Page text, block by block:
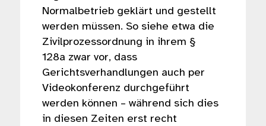
Normalbetrieb geklärt und gestellt
werden müssen. So siehe etwa die
Zivilprozessordnung in ihrem §
128a zwar vor, dass
Gerichtsverhandlungen auch per
Videokonferenz durchgeführt
werden können – während sich dies
in diesen Zeiten erst recht